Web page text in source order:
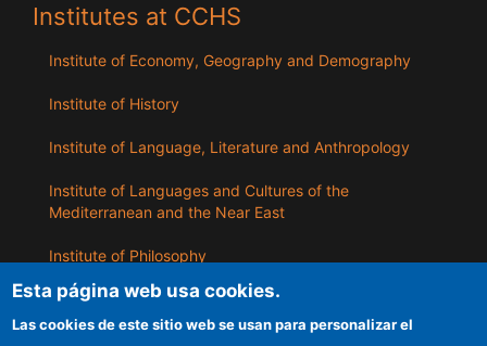
Institutes at CCHS
Institute of Economy, Geography and Demography
Institute of History
Institute of Language, Literature and Anthropology
Institute of Languages ​​and Cultures of the
Mediterranean and the Near East
Institute of Philosophy
Institute of Public Policies and Goods
Esta página web usa cookies.
Las cookies de este sitio web se usan para personalizar el